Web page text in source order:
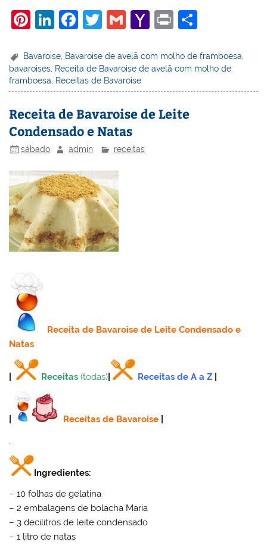
Pi
er
e
st
Li
k
e
dI
n
F
c
e
b
o
o
k
T
itt
er
G
ai
l
Y
h
o
o
M
Pr
t
ar
e
Bavaroise Bavaroise de avelã com molho de framboesa
bavaroises, Receita de Bavaroise de avelã com molho de
framboesa, Receitas de Bavaroise
Receita de Bavaroise de Leite
Condensado e Natas
sábado admin receitas
Receitade Bavaroise de Leite Condensado e
Natas
Receitas (todas) Receitas de A a Z
Receitas de Bavaroise
Ingredientes:
– 10 folhas de gelatina
– 2 embalagens de bolacha Maria
– 3 decilitros de leite condensado
– 1 litro de natas